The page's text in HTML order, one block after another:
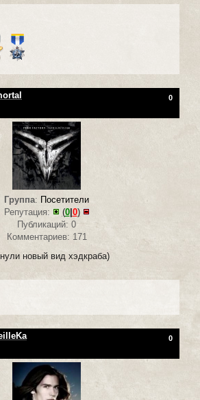
0
Группа: Посетители
Репутация:
(0|0)
Публикаций: 0
Комментариев: 171
новый вид хэдкраба)
0